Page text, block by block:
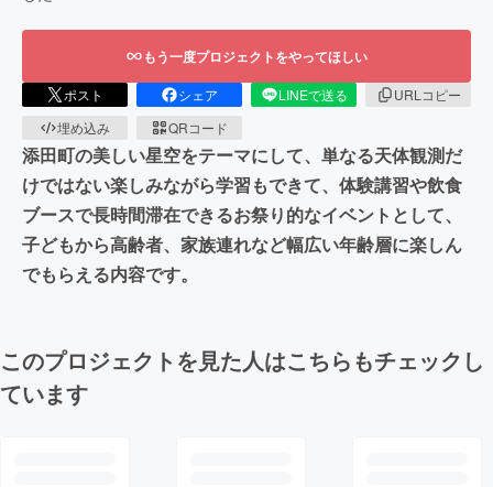
もう一度プロジェクトをやってほしい
ポスト シェア LINEで送る
URLコピー
埋め込み
QRコード
添田町の美しい星空をテーマにして、単なる天体観測だ
けではない楽しみながら学習もできて、体験講習や飲食
ブースで長時間滞在できるお祭り的なイベントとして、
子どもから高齢者、家族連れなど幅広い年齢層に楽しん
でもらえる内容です。
このプロジェクトを見た人はこちらもチェックし
ています